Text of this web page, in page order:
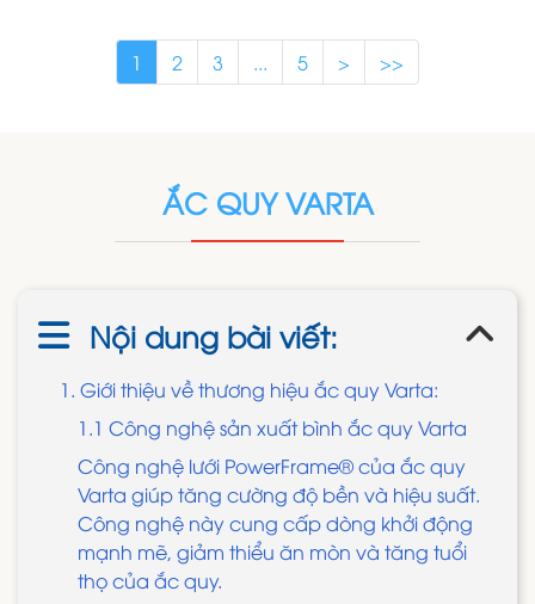
1 2 3 ... 5 > >>
ẮC QUY VARTA
Nội dung bài viết:
1. Giới thiệu về thương hiệu ắc quy Varta:
1.1 Công nghệ sản xuất bình ắc quy Varta
Công nghệ lưới PowerFrame® của ắc quy
Varta giúp tăng cường độ bền và hiệu suất.
Công nghệ này cung cấp dòng khởi động
mạnh mẽ, giảm thiểu ăn mòn và tăng tuổi
thọ của ắc quy.